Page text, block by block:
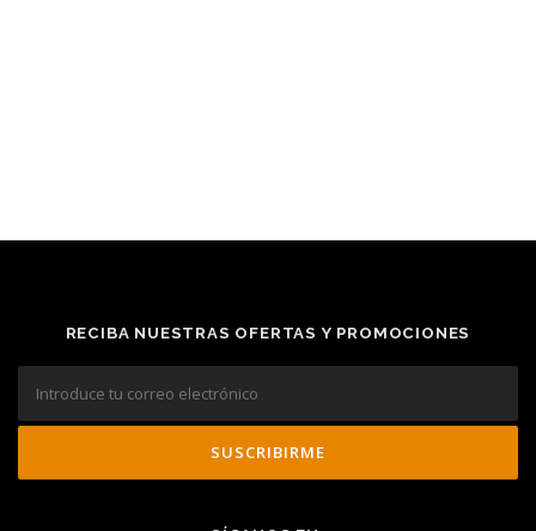
RECIBA NUESTRAS OFERTAS Y PROMOCIONES